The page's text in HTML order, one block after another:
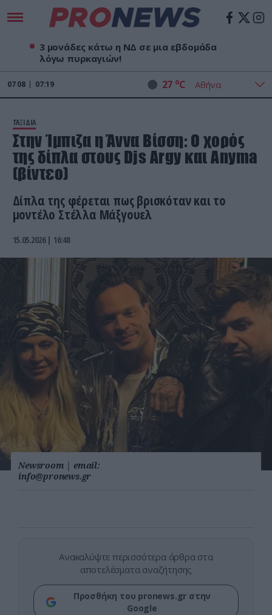
3 μονάδες κάτω η ΝΔ σε μια εβδομάδα
λόγω πυρκαγιών!
07 08 07:19 27 oC
ΤΑΞΙΔΙΑ
Στην Ίμπιζα η Άννα Βίσση: Ο χορός
της δίπλα στους Djs Argy και Anyma
(βίντεο)
Δίπλα της φέρεται πως βρισκόταν και το
μοντέλο Στέλλα Μάξγουελ
15.05.2026 | 16:48
Newsroom | email:
info@pronews.gr
Ανακαλύψτε περισσότερα άρθρα στα
αποτελέσματα αναζήτησης
Προσθήκη του pronews.gr στην
Google